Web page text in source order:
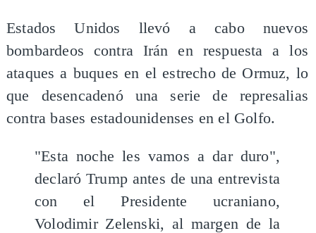
Estados Unidos llevó a cabo nuevos
bombardeos contra Irán en respuesta a los
ataques a buques en el estrecho de Ormuz, lo
que desencadenó una serie de represalias
contra bases estadounidenses en el Golfo.
"Esta noche les vamos a dar duro",
declaró Trump antes de una entrevista
con el Presidente ucraniano,
Volodimir Zelenski, al margen de la